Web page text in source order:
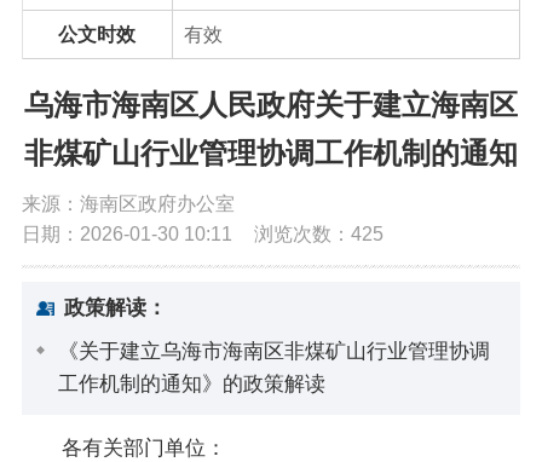
数据发布
公文时效 有效
乌海市海南区人民政府关于建立海南区
非煤矿山行业管理协调工作机制的通知
来源：海南区政府办公室
日期：2026-01-30 10:11
浏览次数： 425
政策解读：
《关于建立乌海市海南区非煤矿山行业管理协调
工作机制的通知》的政策解读
各有关部门单位：